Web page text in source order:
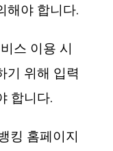
해야 합니다.
스 이용 시
기 위해 입력
합니다.
킹 홈페이지